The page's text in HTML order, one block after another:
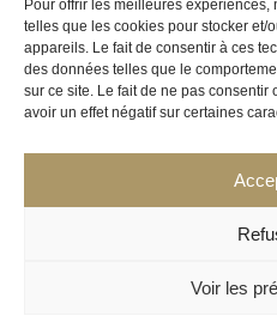
Pour offrir les meilleures
telles que les cookies pour stocker et/
appareils. Le fait de consentir à ces
des données telles que le
sur ce site. Le fait de ne pas
avoir un effet négatif sur certaines
Voir les
Location de tireuse à bière :
Les Frères Brasseurs à Aucamville